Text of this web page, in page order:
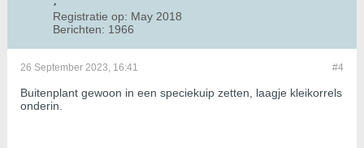
Registratie op: May 2018
Berichten: 1966
#4
26 September 2023, 16:41
Buitenplant gewoon in een speciekuip zetten, laagje kleikorrels
onderin.